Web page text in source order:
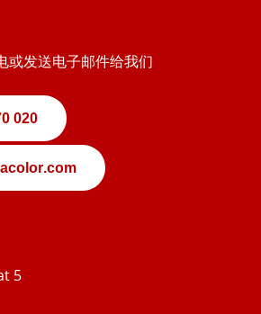
或发送电子邮件给我们
020
5